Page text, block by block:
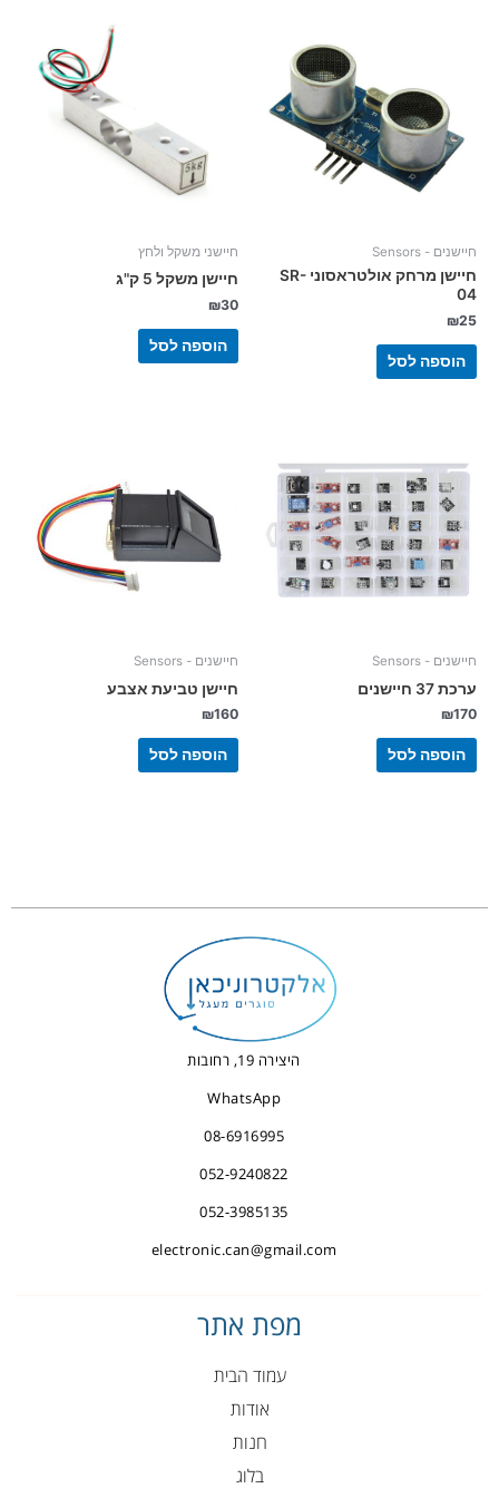
חיישנים - Sensors
חיישן מרחק אולטראסוני SR-
04
₪25
הוספה לסל
חיישני משקל ולחץ
חיישן משקל 5 ק"ג
₪30
הוספה לסל
חיישנים - Sensors
ערכת 37 חיישנים
₪170
הוספה לסל
חיישנים - Sensors
חיישן טביעת אצבע
₪160
הוספה לסל
היצירה 19, רחובות
WhatsApp
08-6916995
052-9240822
052-3985135
electronic.can@gmail.com
מפת אתר
עמוד הבית
אודות
חנות
בלוג